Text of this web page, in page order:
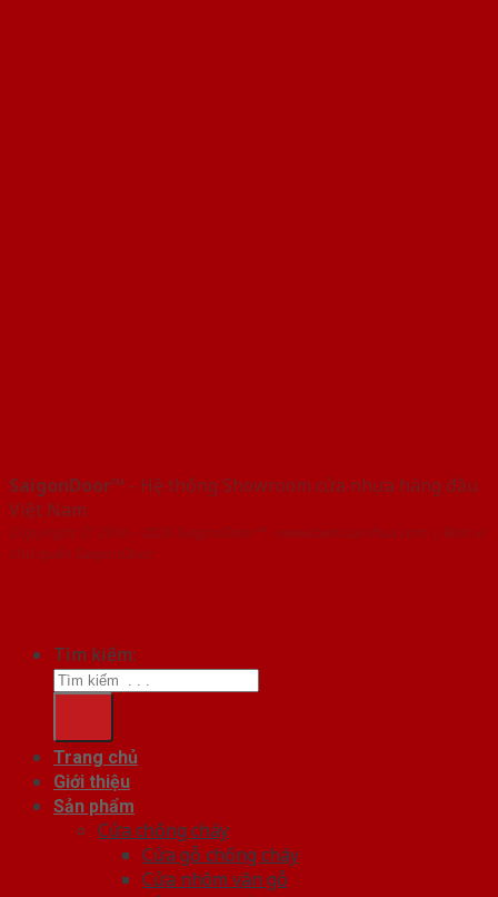
SaigonDoor™ - Hệ thống Showroom cửa nhựa hàng đầu
Việt Nam
Copyright ⓒ 2016 – 2026 SaigonDoor™ - www.bancuanhua.com | Đơn vị
chủ quản SaigonDoor
Tìm kiếm:
Trang chủ
Giới thiệu
Sản phẩm
Cửa chống cháy
Cửa gỗ chống cháy
Cửa nhôm vân gỗ